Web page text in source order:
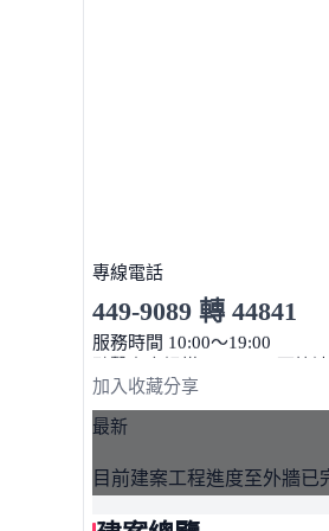
專線電話
449-9089 轉 44841
服務時間 10:00～19:00
加入收藏分享
最新
目前建案工程進度至外牆已